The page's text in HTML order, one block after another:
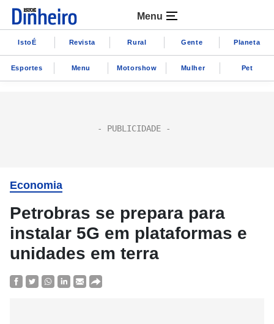
Menu
IstoÉ Revista Rural Gente Planeta
Esportes Menu Motorshow Mulher Pet
Economia
Petrobras se prepara para
instalar 5G em plataformas e
unidades em terra